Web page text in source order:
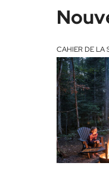
CAHIER DE LA